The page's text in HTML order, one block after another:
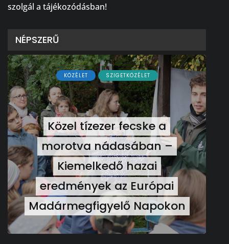
szolgál a tájékozódásban!
NÉPSZERŰ
KÖZÉLET SZIGETKÖZÉLET
Közel tízezer fecske a
morotva nádasában –
Kiemelkedő hazai
eredmények az Európai
Madármegfigyelő Napokon